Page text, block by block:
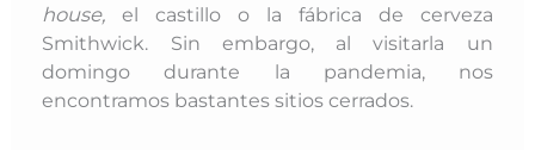
house,el castillo o la fábrica de cerveza
Smithwick. Sin embargo, al visitarla un
domingo durante la pandemia, nos
encontramos bastantes sitios cerrados.